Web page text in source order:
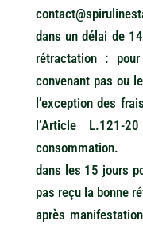
dans un délai de
rétractation :
convenant pas ou
l’exception des
l’Article
consommation.
dans les 15 jours
pas reçu la bonne
après